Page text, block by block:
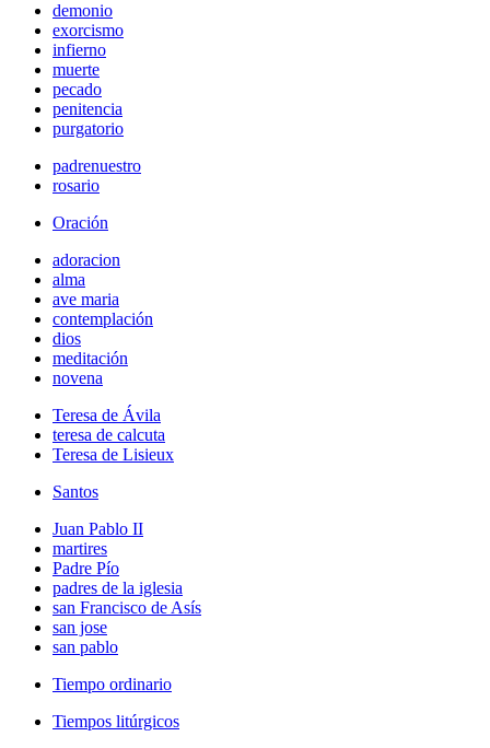
demonio
exorcismo
infierno
muerte
pecado
penitencia
purgatorio
padrenuestro
rosario
Oración
adoracion
alma
ave maria
contemplación
dios
meditación
novena
Teresa de Ávila
teresa de calcuta
Teresa de Lisieux
Santos
Juan Pablo II
martires
Padre Pío
padres de la iglesia
san Francisco de Asís
san jose
san pablo
Tiempo ordinario
Tiempos litúrgicos